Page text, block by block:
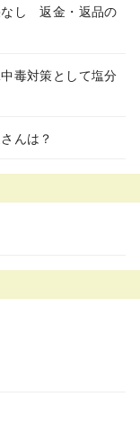
し 返金・返品の
毒対策として塩分
んは？